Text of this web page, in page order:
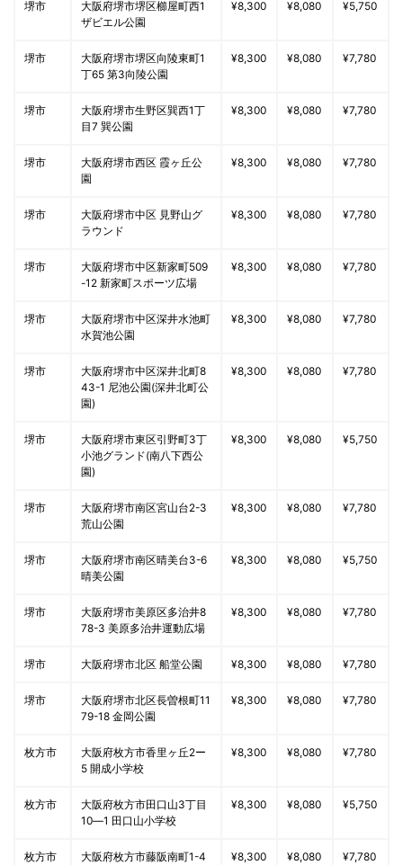
堺市
大阪府堺市堺区櫛屋町西1
ザビエル公園
¥8,300 ¥8,080 ¥5,750
堺市
大阪府堺市堺区向陵東町1
丁65 第3向陵公園
¥8,300 ¥8,080 ¥7,780
堺市
大阪府堺市生野区巽西1丁
目7 巽公園
¥8,300 ¥8,080 ¥7,780
堺市
大阪府堺市西区 霞ヶ丘公
園
¥8,300 ¥8,080 ¥7,780
堺市
大阪府堺市中区 見野山グ
ラウンド
¥8,300 ¥8,080 ¥7,780
堺市
大阪府堺市中区新家町509
-12 新家町スポーツ広場
¥8,300 ¥8,080 ¥7,780
堺市
大阪府堺市中区深井水池町
水賀池公園
¥8,300 ¥8,080 ¥7,780
堺市
大阪府堺市中区深井北町8
43-1 尼池公園(深井北町公
園)
¥8,300 ¥8,080 ¥7,780
堺市
大阪府堺市東区引野町3丁
小池グランド(南八下西公
園)
¥8,300 ¥8,080 ¥5,750
堺市
大阪府堺市南区宮山台2-3
荒山公園
¥8,300 ¥8,080 ¥7,780
堺市
大阪府堺市南区晴美台3-6
晴美公園
¥8,300 ¥8,080 ¥5,750
堺市
大阪府堺市美原区多治井8
78-3 美原多治井運動広場
¥8,300 ¥8,080 ¥7,780
堺市 大阪府堺市北区 船堂公園 ¥8,300 ¥8,080 ¥7,780
堺市
大阪府堺市北区長曽根町11
79-18 金岡公園
¥8,300 ¥8,080 ¥7,780
枚方市
大阪府枚方市香里ヶ丘2ー
5 開成小学校
¥8,300 ¥8,080 ¥7,780
枚方市
大阪府枚方市田口山3丁目
10―1 田口山小学校
¥8,300 ¥8,080 ¥5,750
枚方市
大阪府枚方市藤阪南町1-4
¥8,300 ¥8,080 ¥7,780